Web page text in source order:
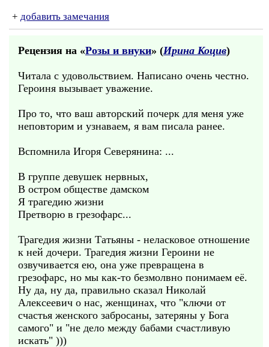
+ добавить замечания
Рецензия на «Розы и внуки» (Ирина Коцив)
Читала с удовольствием. Написано очень честно.
Героиня вызывает уважение.
Про то, что ваш авторский почерк для меня уже
неповторим и узнаваем, я вам писала ранее.
Вспомнила Игоря Северянина: ...
В группе девушек нервных,
В остром обществе дамском
Я трагедию жизни
Претворю в грезофарс...
Трагедия жизни Татьяны - неласковое отношение
к ней дочери. Трагедия жизни Героини не
озвучивается ею, она уже превращена в
грезофарс, но мы как-то безмолвно понимаем её.
Ну да, ну да, правильно сказал Николай
Алексеевич о нас, женщинах, что "ключи от
счастья женского забросаны, затеряны у Бога
самого" и "не дело между бабами счастливую
искать" )))